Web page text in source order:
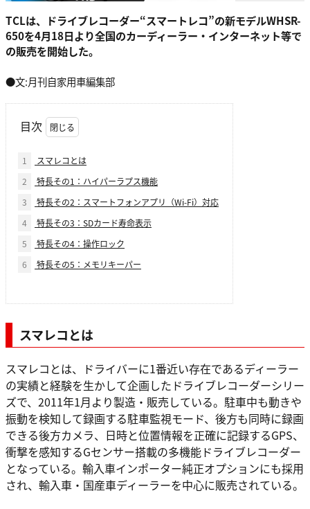
TCLは、ドライブレコーダー“スマートレコ”の新モデルWHSR-
650を4月18日より全国のカーディーラー・インターネット等で
の販売を開始した。
●文:月刊自家用車編集部
目次
1
スマレコとは
2
特長その1：ハイパーラプス機能
3
特長その2：スマートフォンアプリ（Wi-Fi）対応
4
特長その3：SDカード寿命表示
5
特長その4：操作ロック
6
特長その5：メモリキーパー
スマレコとは
スマレコとは、ドライバーに1番近い存在であるディーラー
の実績と経験を生かして企画したドライブレコーダーシリー
ズで、2011年1月より製造・販売している。駐車中も動きや
振動を検知して録画する駐車監視モード、後方も同時に録画
できる後方カメラ、日時と位置情報を正確に記録するGPS、
衝撃を感知するGセンサー搭載の多機能ドライブレコーダー
となっている。輸入車インポーター純正オプションにも採用
され、輸入車・国産車ディーラーを中心に販売されている。